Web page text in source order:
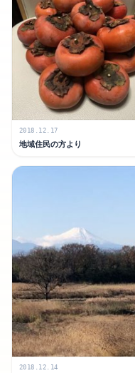
2018.12.17
地域住民の方より
2018.12.14